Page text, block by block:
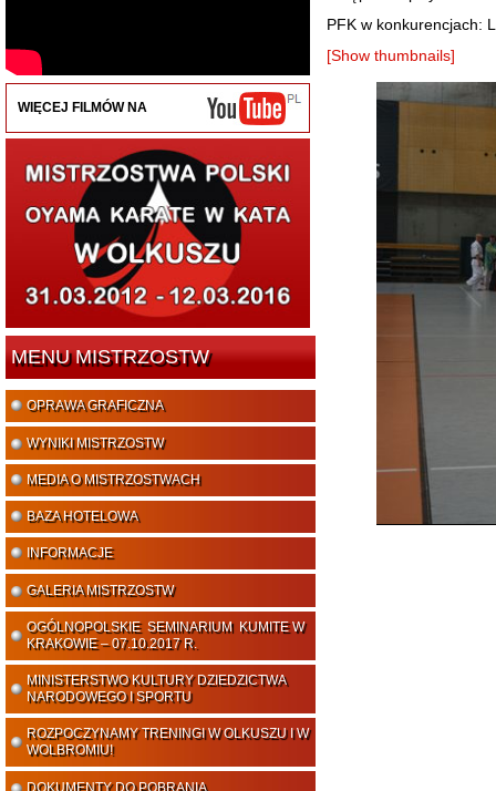
WIĘCEJ FILMÓW NA
MENU MISTRZOSTW
OPRAWA GRAFICZNA
WYNIKI MISTRZOSTW
MEDIA O MISTRZOSTWACH
BAZA HOTELOWA
INFORMACJE
GALERIA MISTRZOSTW
OGÓLNOPOLSKIE SEMINARIUM KUMITE W
KRAKOWIE – 07.10.2017 R.
MINISTERSTWO KULTURY DZIEDZICTWA
NARODOWEGO I SPORTU
ROZPOCZYNAMY TRENINGI W OLKUSZU I W
WOLBROMIU!
DOKUMENTY DO POBRANIA
PFK w konkurencjach:
[Show thumbnails]